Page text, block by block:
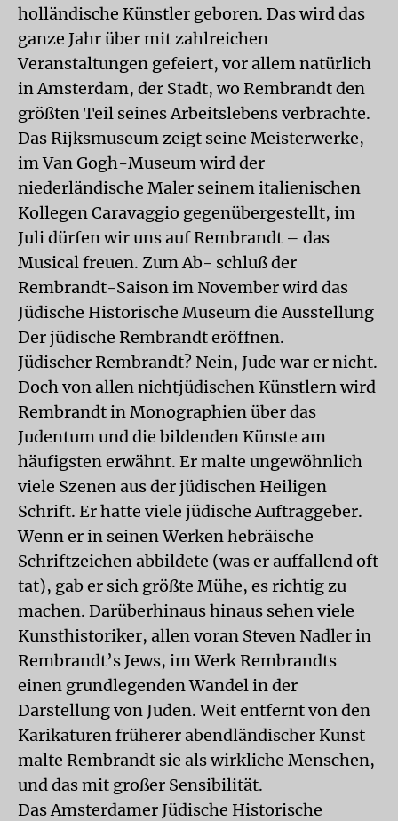
holländische Künstler geboren. Das wird das
ganze Jahr über mit zahlreichen
Veranstaltungen gefeiert, vor allem natürlich
in Amsterdam, der Stadt, wo Rembrandt den
größten Teil seines Arbeitslebens verbrachte.
Das Rijksmuseum zeigt seine Meisterwerke,
im Van Gogh-Museum wird der
niederländische Maler seinem italienischen
Kollegen Caravaggio gegenübergestellt, im
Juli dürfen wir uns auf Rembrandt – das
Musical freuen. Zum Ab- schluß der
Rembrandt-Saison im November wird das
Jüdische Historische Museum die Ausstellung
Der jüdische Rembrandt eröffnen.
Jüdischer Rembrandt? Nein, Jude war er nicht.
Doch von allen nichtjüdischen Künstlern wird
Rembrandt in Monographien über das
Judentum und die bildenden Künste am
häufigsten erwähnt. Er malte ungewöhnlich
viele Szenen aus der jüdischen Heiligen
Schrift. Er hatte viele jüdische Auftraggeber.
Wenn er in seinen Werken hebräische
Schriftzeichen abbildete (was er auffallend oft
tat), gab er sich größte Mühe, es richtig zu
machen. Darüberhinaus hinaus sehen viele
Kunsthistoriker, allen voran Steven Nadler in
Rembrandt’s Jews, im Werk Rembrandts
einen grundlegenden Wandel in der
Darstellung von Juden. Weit entfernt von den
Karikaturen früherer abendländischer Kunst
malte Rembrandt sie als wirkliche Menschen,
und das mit großer Sensibilität.
Das Amsterdamer Jüdische Historische